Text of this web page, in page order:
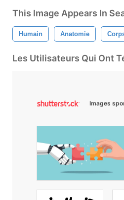
This Image Appears In
Humain Anatomie
Les Utilisateurs Qui Ont
Images